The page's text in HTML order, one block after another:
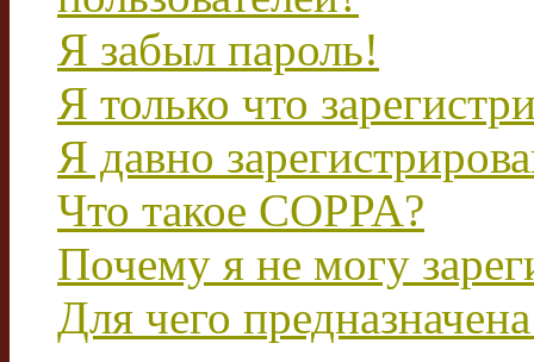
Я забыл пароль!
Я только что
Я давно
Что такое COPPA?
Почему я не могу
Для чего